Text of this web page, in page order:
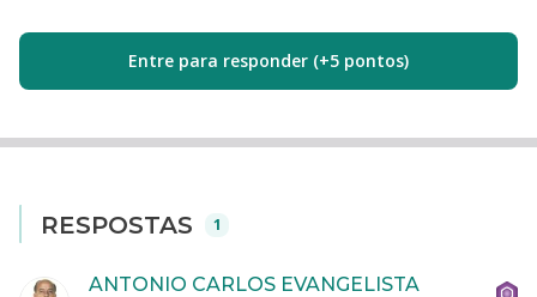
Entre para responder (+5 pontos)
RESPOSTAS 1
ANTONIO CARLOS EVANGELISTA